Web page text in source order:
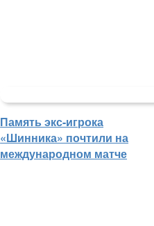
Память экс-игрока
«Шинника» почтили на
международном матче